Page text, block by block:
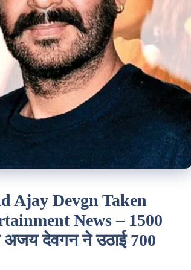
Ajay Devgn Taken
News – 1500
अजय देवगन ने उठाई 700